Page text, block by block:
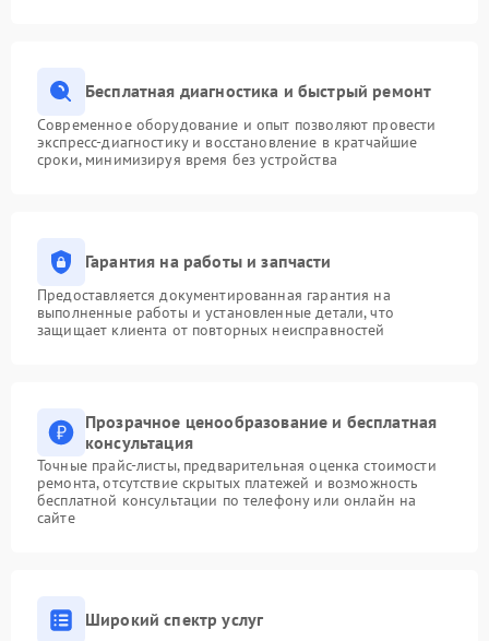
Бесплатная диагностика и быстрый ремонт
Современное оборудование и опыт позволяют провести
экспресс-диагностику и восстановление в кратчайшие
сроки, минимизируя время без устройства
Гарантия на работы и запчасти
Предоставляется документированная гарантия на
выполненные работы и установленные детали, что
защищает клиента от повторных неисправностей
Прозрачное ценообразование и бесплатная
консультация
Точные прайс-листы, предварительная оценка стоимости
ремонта, отсутствие скрытых платежей и возможность
бесплатной консультации по телефону или онлайн на
сайте
Широкий спектр услуг